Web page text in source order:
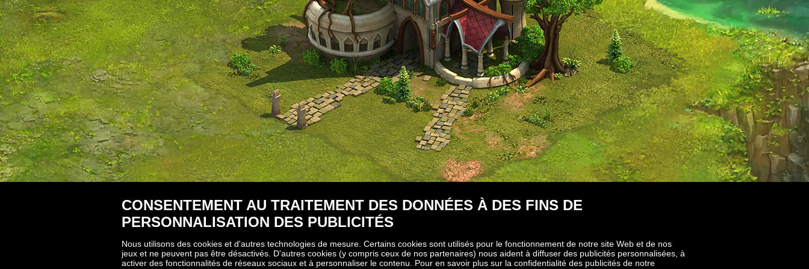
CONSENTEMENT AU TRAITEMENT DES DONNÉES À DES FINS DE
PERSONNALISATION DES PUBLICITÉS
Nous utilisons des cookies et d'autres technologies de mesure. Certains cookies sont utilisés pour le fonctionnement de notre site Web et de nos
jeux et ne peuvent pas être désactivés. D'autres cookies (y compris ceux de nos partenaires) nous aident à diffuser des publicités personnalisées, à
activer des fonctionnalités de réseaux sociaux et à personnaliser le contenu. Pour en savoir plus sur la confidentialité des publicités de notre